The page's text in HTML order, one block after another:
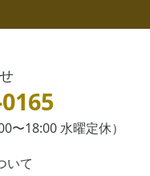
〜18:00 水曜定休）
いて